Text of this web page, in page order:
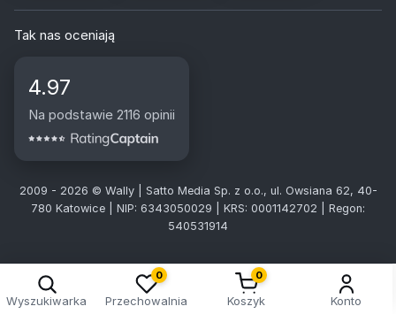
Tak nas oceniają
4.97
Na podstawie 2116 opinii
2009 - 2026 © Wally | Satto Media Sp. z o.o., ul. Owsiana 62, 40-
780 Katowice | NIP: 6343050029 | KRS: 0001142702 | Regon:
540531914
Wyszukiwarka
0
Przechowalnia
0
Koszyk Konto